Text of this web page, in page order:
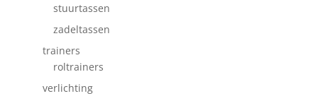
stuurtassen
zadeltassen
trainers
roltrainers
verlichting